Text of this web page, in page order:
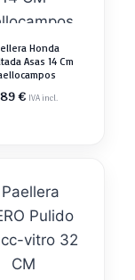
Honda
Asas 14 Cm
€ IVA incl.